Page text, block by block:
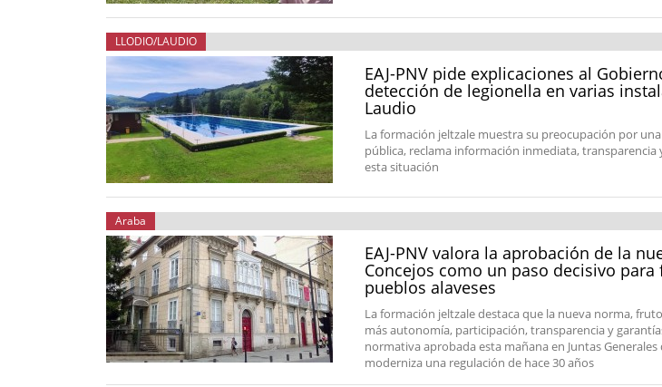
LLODIO/LAUDIO
EAJ-PNV pide explicaciones al
detección de legionella en varias
Laudio
La formación jeltzale muestra su preocupación por
pública, reclama información inmediata,
esta situación
Araba
EAJ-PNV valora la aprobación de la
Concejos como un paso decisivo
pueblos alaveses
La formación jeltzale destaca que la nueva norma,
más autonomía, participación, transparencia y
normativa aprobada esta mañana en Juntas
moderniza una regulación de hace 30 años